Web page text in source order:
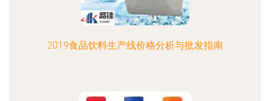
2019食品饮料生产线价格分析与批发指南